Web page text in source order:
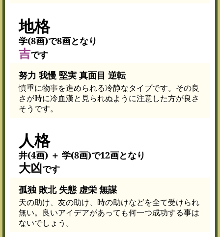
地格
学(8画)で8画となり
吉です
努力 我慢 堅実 真面目 逆転
慎重に物事を進められる冷静なタイプです。その良
さが時に冷血漢と見られぬように注意した方が良さ
そうです。
人格
井(4画) ＋ 学(8画)で12画となり
大凶です
孤独 敗北 失態 虚栄 無謀
天の助け、友の助け、時の助けなどを全て受けられ
無い。良いアイデアがあっても何一つ成功する事は
ないでしょう。